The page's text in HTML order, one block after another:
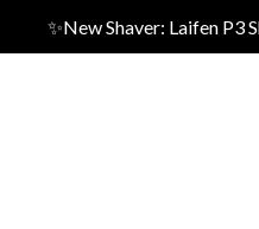
✨New Shaver: Laifen P3